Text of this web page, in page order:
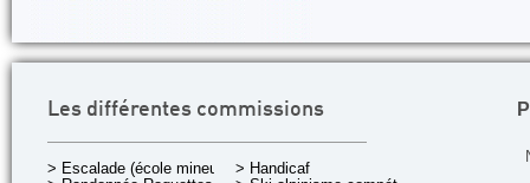
Les différentes commissions
> Escalade (école mineurs) > Handicaf